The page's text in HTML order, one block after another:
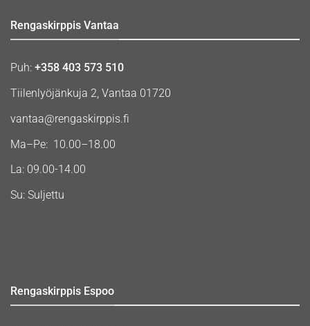
Rengaskirppis Vantaa
Puh: +358 403 573 510
Tiilenlyöjänkuja 2, Vantaa 01720
vantaa@rengaskirppis.fi
Ma–Pe: 10.00–18.00
La: 09.00-14.00
Su: Suljettu
Rengaskirppis Espoo